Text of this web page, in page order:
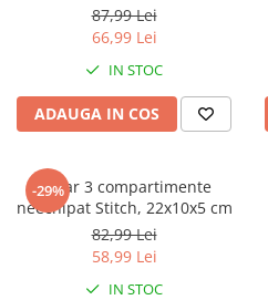
Star Wars
R-Walker
Pokemon
Baby Shark
Printesele Disney
Disney
Mickey Mouse Disney
Baby Shark
Skateboard
Casti protectie sport
Manusi sport
Vehicule
Casute si Locuri de joaca
Sporturi de interior
87,99 Lei
66,99 Lei
IN STOC
ADAUGA IN COS
-29%
Penar 3 compartimente
neechipat Stitch, 22x10x5 cm
82,99 Lei
58,99 Lei
IN STOC